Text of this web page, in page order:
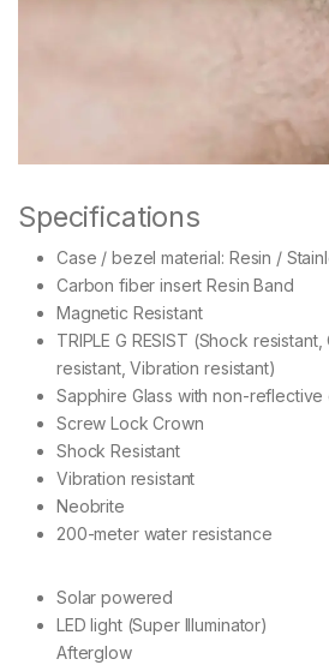
Specifications
Case / bezel material: Resin /
Carbon fiber insert Resin Band
Magnetic Resistant
TRIPLE G RESIST (Shock
resistant, Vibration resistant)
Sapphire Glass with non-reflective
Screw Lock Crown
Shock Resistant
Vibration resistant
Neobrite
200-meter water resistance
Solar powered
LED light (Super Illuminator)
Afterglow